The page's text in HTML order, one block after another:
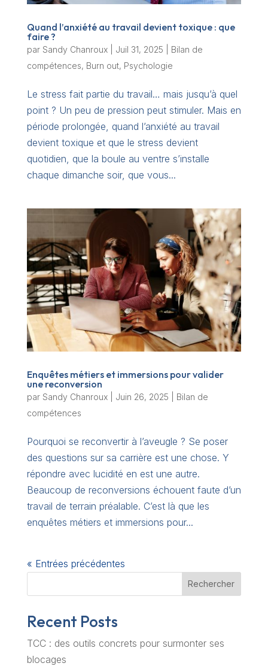
Quand l’anxiété au travail devient toxique : que
faire ?
par Sandy Chanroux| Juil 31, 2025
Bilan de
compétences, Burn out, Psychologie
Le stress fait partie du travail… mais jusqu’à quel
point ? Un peu de pression peut stimuler. Mais en
période prolongée, quand l’anxiété au travail
devient toxique et que le stress devient
quotidien, que la boule au ventre s’installe
chaque dimanche soir, que vous...
Enquêtes métiers et immersions pour valider
une reconversion
par Sandy Chanroux| Juin 26, 2025
Bilan de
compétences
Pourquoi se reconvertir à l’aveugle ? Se poser
des questions sur sa carrière est une chose. Y
répondre avec lucidité en est une autre.
Beaucoup de reconversions échouent faute d’un
travail de terrain préalable. C’est là que les
enquêtes métiers et immersions pour...
« Entrées précédentes
Rechercher
Recent Posts
TCC : des outils concrets pour surmonter ses
blocages